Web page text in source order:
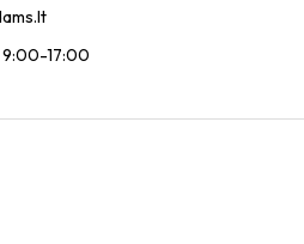
9:00-17:00